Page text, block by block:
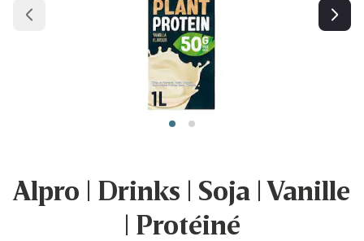
Alpro | Drinks | Soja | Vanille
| Protéiné